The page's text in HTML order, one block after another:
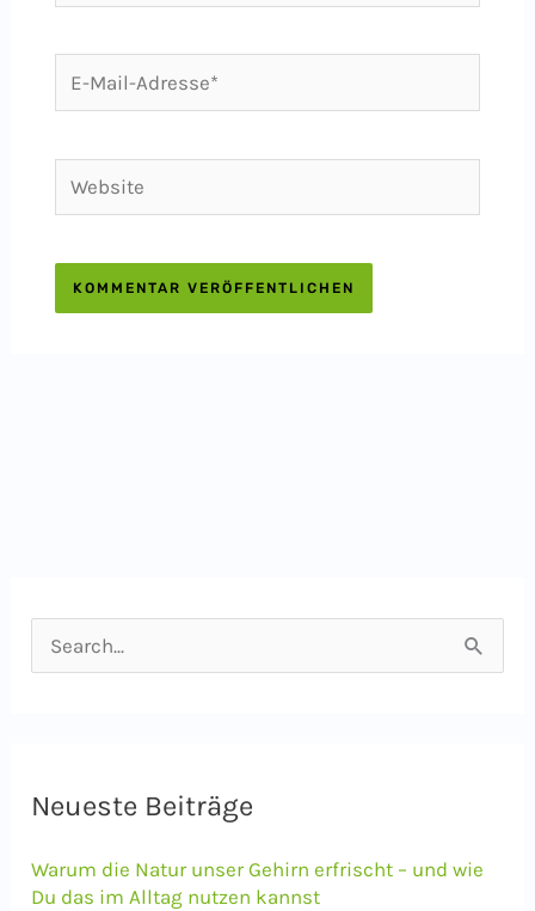
E-
Mail-
Website
u
e
n
Neueste Beiträge
Warum die Natur unser Gehirn erfrischt – und wie
Du das im Alltag nutzen kannst